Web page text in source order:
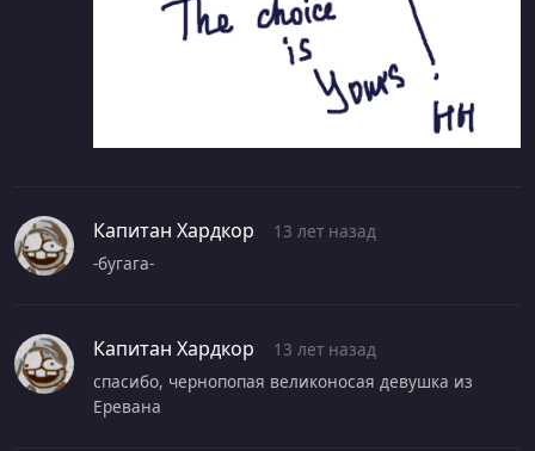
Капитан Хардкор
13 лет назад
-бугага-
Капитан Хардкор
13 лет назад
спасибо, чернопопая великоносая девушка из
Еревана